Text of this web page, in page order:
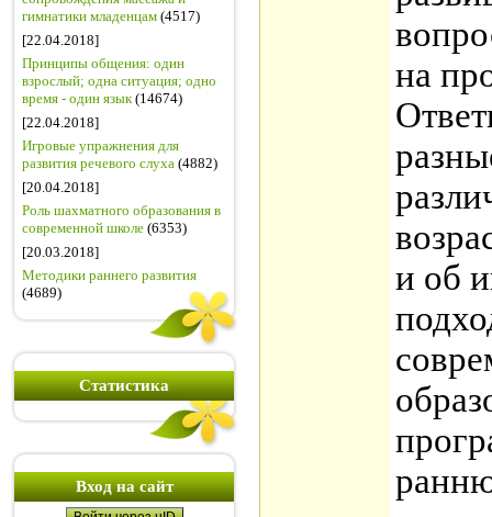
гимнатики младенцам (4517)
[22.04.2018]
Принципы общения: один
взрослый; одна ситуация; одно
время - один язык(14674)
[22.04.2018]
Игровые упражнения для
развития речевого слуха (4882)
[20.04.2018]
Роль шахматного образования в
современной школе (6353)
[20.03.2018]
Методики раннего развития
(4689)
Статистика
Вход на сайт
на
и об